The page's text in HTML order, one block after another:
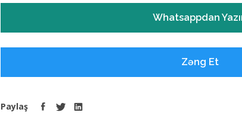
Whatsappdan
Zəng Et
Paylaş